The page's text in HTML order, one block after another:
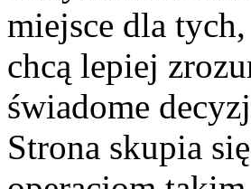
miejsce dla
chcą lepiej
świadome
Strona skupia